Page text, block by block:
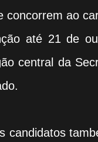
concorrem ao
até 21 de
central da
candidatos